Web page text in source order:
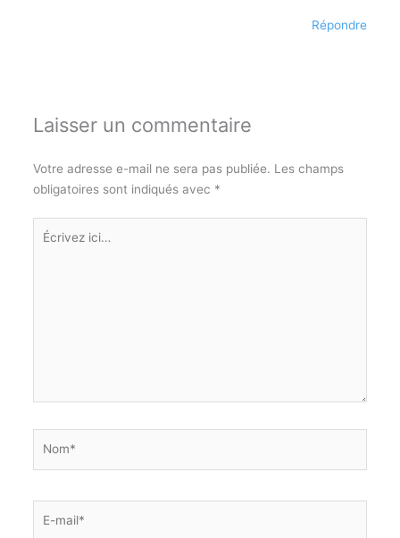
Répondre
Laisser un commentaire
Votre adresse e-mail ne sera pas publiée. Les champs
obligatoires sont indiqués avec *
Écrivez
mail*